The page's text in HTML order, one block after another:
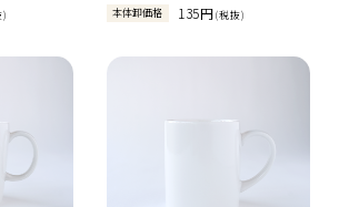
) 本体卸価格 135円(税抜)